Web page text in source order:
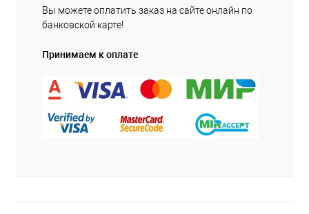
Вы можете оплатить заказ на сайте онлайн по
банковской карте!
Принимаем к оплате